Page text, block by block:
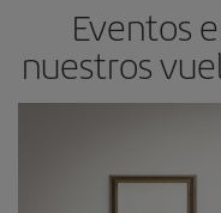
Eventos
nuestros